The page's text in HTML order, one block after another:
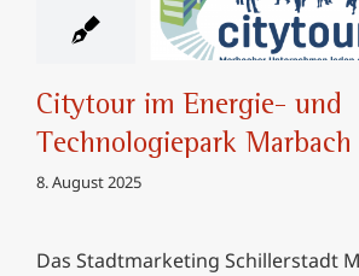
und Technologiepark
Marbach
Citytour im Energie- und
Technologiepark Marbach
8. August 2025
Das Stadtmarketing Schillerstadt